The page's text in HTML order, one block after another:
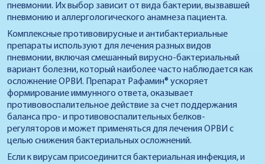
пневмонии. Их выбор зависит от вида бактерии, вызвавшей
пневмонию и аллергологического анамнеза пациента.
Комплексные противовирусные и антибактериальные
препараты используют для лечения разных видов
пневмонии, включая смешанный вирусно-бактериальный
вариант болезни, который наиболее часто наблюдается как
осложнение ОРВИ. Препарат Рафамин® ускоряет
формирование иммунного ответа, оказывает
противовоспалительное действие за счет поддержания
баланса про- и противовоспалительных белков-
регуляторов и может применяться для лечения ОРВИ с
целью снижения бактериальных осложнений.
Если к вирусам присоединится бактериальная инфекция, и